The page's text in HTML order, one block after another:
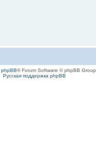
phpBB® Forum Software © phpBB Group
Русская поддержка phpBB